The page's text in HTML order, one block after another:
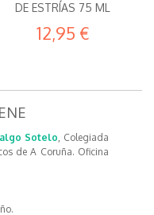
DE ESTRÍAS 75 ML
12,95 €
Sotelo, Colegiada
de A Coruña. Oficina